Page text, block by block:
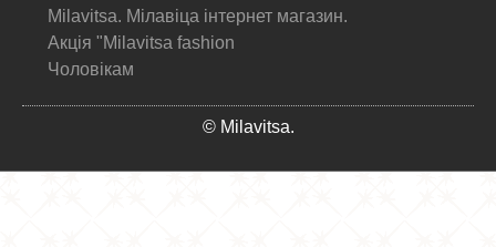
Milavitsa. Мілавіца інтернет магазин.
Акція "Milavitsa fashion
Чоловікам
© Milavitsa.